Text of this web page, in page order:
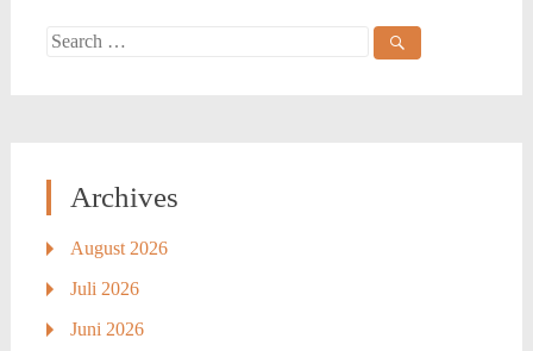
Search
Archives
August 2026
Juli 2026
Juni 2026